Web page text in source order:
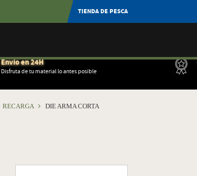
TIENDA DE PESCA
Envío en 24H
Disfruta de tu material lo antes posible
RECARGA DIE ARMA CORTA